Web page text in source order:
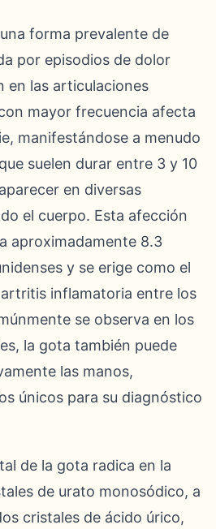
forma prevalente de
por episodios de dolor
en las articulaciones
mayor frecuencia afecta
manifestándose a menudo
suelen durar entre 3 y 10
en diversas
el cuerpo. Esta afección
aproximadamente 8.3
y se erige como el
inflamatoria entre los
se observa en los
la gota también puede
las manos,
únicos para su diagnóstico
de la gota radica en la
de urato monosódico, a
cristales de ácido úrico,